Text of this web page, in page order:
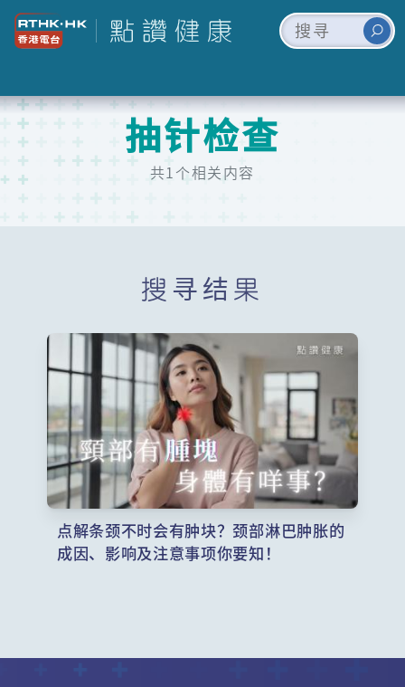
抽针检查
共1个相关内容
搜寻结果
点解条颈不时会有肿块？颈部淋巴肿胀的
成因、影响及注意事项你要知！